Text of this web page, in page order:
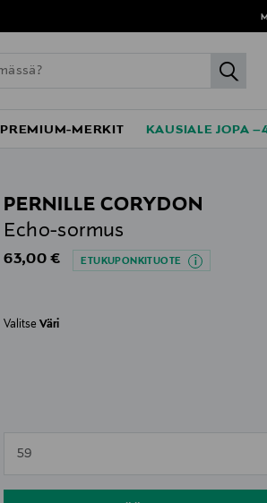
PREMIUM-MERKIT KAUSIALE JOPA
PERNILLE CORYDON
Echo-sormus
Original Price
63,00 € ETUKUPONKITUOTE
ValitseVäri
59